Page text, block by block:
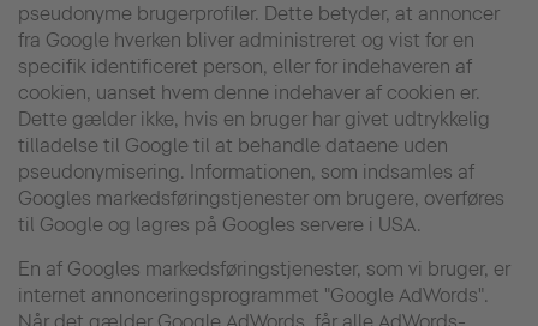
pseudonyme brugerprofiler. Dette betyder, at annoncer
fra Google hverken bliver administreret og vist for en
specifik identificeret person, eller for indehaveren af
cookien, uanset hvem denne indehaver af cookien er.
Dette gælder ikke, hvis en bruger har givet udtrykkelig
tilladelse til Google til at behandle dataene uden
pseudonymisering. Informationen, som indsamles af
Googles markedsføringstjenester om brugere, overføres
til Google og lagres på Googles servere i USA.
En af Googles markedsføringstjenester, som vi bruger, er
internet annonceringsprogrammet "Google AdWords".
Når det gælder Google AdWords, får alle AdWords-